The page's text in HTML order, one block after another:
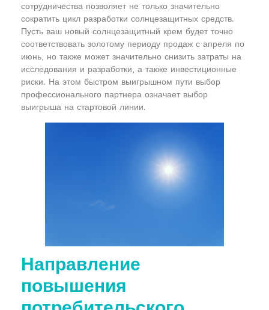
сотрудничества позволяет не только значительно
сократить цикл разработки солнцезащитных средств.
Пусть ваш новый солнцезащитный крем будет точно
соответствовать золотому периоду продаж с апреля по
июнь, но также может значительно снизить затраты на
исследования и разработки, а также инвестиционные
риски. На этом быстром выигрышном пути выбор
профессионального партнера означает выбор
выигрыша на стартовой линии.
Направление
повышения